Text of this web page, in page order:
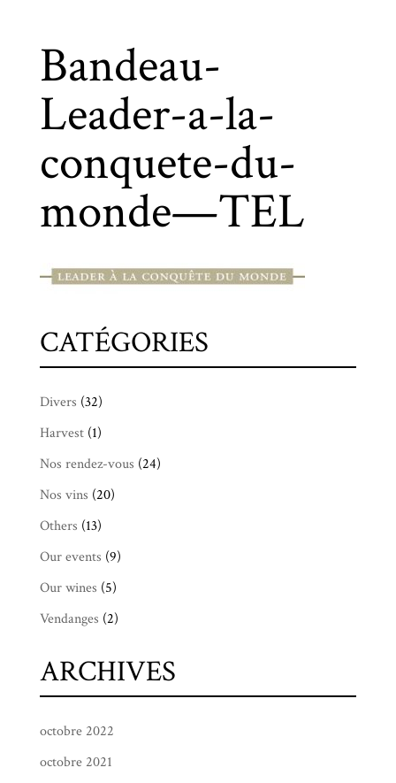
Bandeau-
Leader-a-la-
conquete-du-
monde—TEL
CATÉGORIES
Divers (32)
Harvest(1)
Nos rendez-vous (24)
Nos vins (20)
Others (13)
Our events (9)
Our wines (5)
Vendanges (2)
ARCHIVES
octobre 2022
octobre 2021